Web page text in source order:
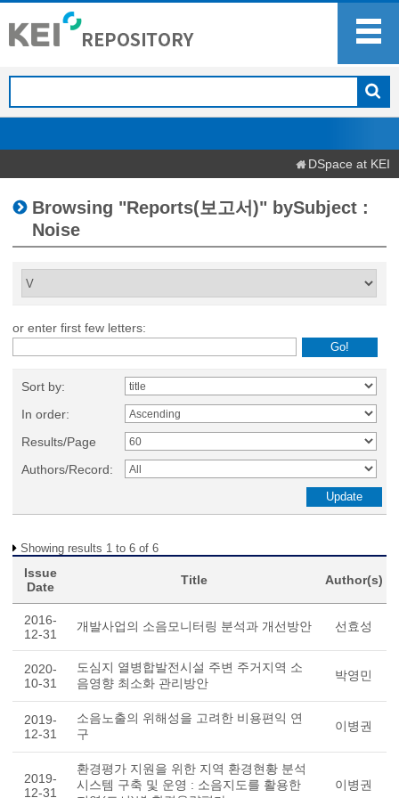
DSpace at KEI
Browsing "Reports(보고서)" bySubject :
Noise
or enter first few letters:
Sort by:
In order:
Results/Page
Authors/Record:
Showing results 1 to 6 of 6
Issue
Date
Title Author(s)
2016-
12-31
개발사업의 소음모니터링 분석과 개선방안 선효성
2020-
10-31
도심지 열병합발전시설 주변 주거지역 소
음영향 최소화 관리방안
박영민
2019-
12-31
소음노출의 위해성을 고려한 비용편익 연
구
이병권
2019-
12-31
환경평가 지원을 위한 지역 환경현황 분석
시스템 구축 및 운영 : 소음지도를 활용한
이병권